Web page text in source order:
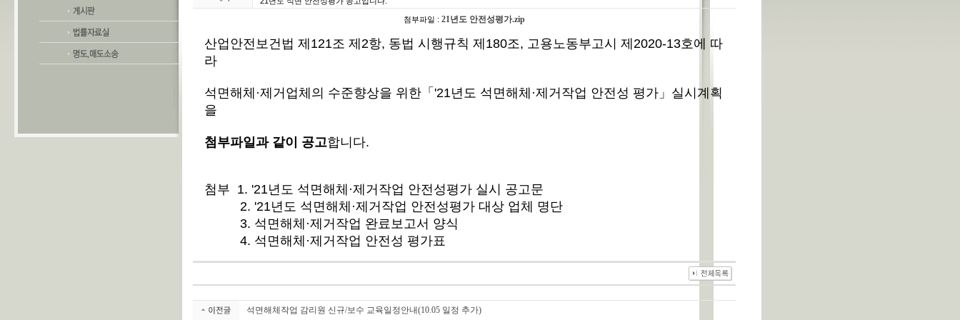
첨부파일 : 21년도 안전성평가.zip
산업안전보건법 제121조 제2항, 동법 시행규칙 제180조, 고용노동부고시 제2020-13호에 따
라
석면해체·제거업체의 수준향상을 위한「'21년도 석면해체·제거작업 안전성 평가」실시계획
을
첨부파일과 같이 공고합니다.
첨부 1. '21년도 석면해체·제거작업 안전성평가 실시 공고문
2. '21년도 석면해체·제거작업 안전성평가 대상 업체 명단
3. 석면해체·제거작업 완료보고서 양식
4. 석면해체·제거작업 안전성 평가표
석면해체작업 감리원 신규/보수 교육일정안내(10.05 일정 추가)